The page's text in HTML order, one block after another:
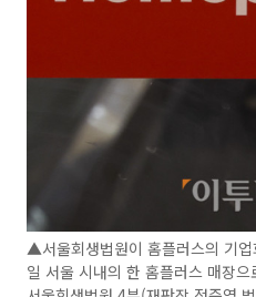
▲서울회생법원이 홈플러스의 기
일 서울 시내의 한 홈플러스 매장